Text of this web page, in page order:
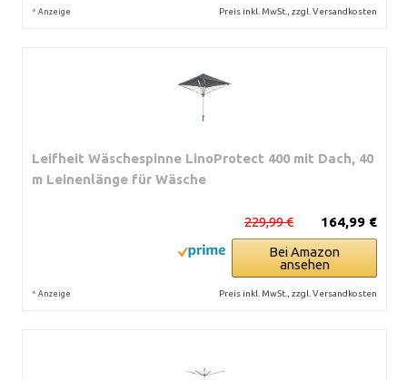
* Anzeige Preis inkl. MwSt., zzgl. Versandkosten
Leifheit Wäschespinne LinoProtect 400 mit Dach, 40
m Leinenlänge für Wäsche
164,99 €
229,99 €
Bei Amazon
ansehen
* Anzeige Preis inkl. MwSt., zzgl. Versandkosten